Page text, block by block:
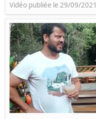
Vidéo publiée le 29/09/2021